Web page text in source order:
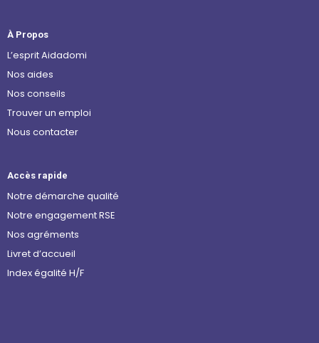
À Propos
L’esprit Aidadomi
Nos aides
Nos conseils
Trouver un emploi
Nous contacter
Accès rapide
Notre démarche qualité
Notre engagement RSE
Nos agréments
Livret d’accueil
Index égalité H/F